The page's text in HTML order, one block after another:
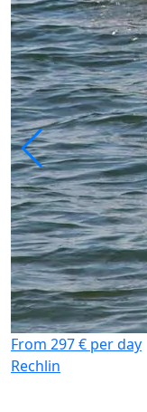
From 297 € per day
Rechlin